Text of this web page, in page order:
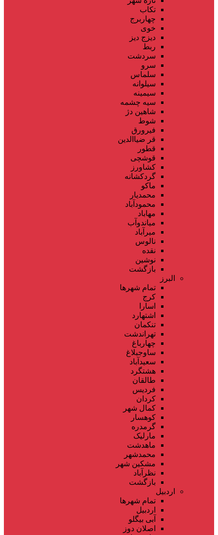
تکاب
چهاربرج
خوی
دیزج دیز
ربط
سردشت
سرو
سلماس
سیلوانه
سیمینه
سیه چشمه
شاهین دژ
شوط
فیرورق
قر ضیاالدین
قطور
قوشچی
کشاورز
گردکشانه
ماکو
محمدیار
محمودآباد
مهاباد
میاندوآب
میرآباد
نالوس
نقده
نوشین
بازگشت
البرز
تمام شهر‌ها
کرج
اسارا
اشتهارد
تنکمان
تهراندشت
چهارباغ
ساوجبلاغ
سعیدآباد
هشتگرد
طالقان
فردیس
کردان
کمال شهر
کوهسار
گرمدره
مارلیک
ماهدشت
محمدشهر
مشکین شهر
نظرآباد
بازگشت
اردبیل
تمام شهر‌ها
اردبیل
آبی بیگلو
اصلان دوز